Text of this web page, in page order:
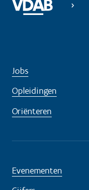
Jobs
Opleidingen
Oriënteren
Evenementen